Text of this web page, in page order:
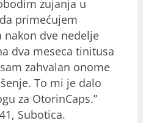
zujanja u
primećujem
nakon dve nedelje
dva meseca tinitusa
zahvalan onome
To mi je dalo
za OtorinCaps.”
Subotica.